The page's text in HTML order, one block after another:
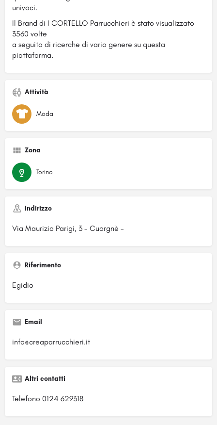
univoci.
Il Brand di I CORTELLO Parrucchieri è stato visualizzato
3560 volte
a seguito di ricerche di vario genere su questa
piattaforma.
Attività
Moda
Zona
Torino
Indirizzo
Via Maurizio Parigi, 3 - Cuorgnè -
Riferimento
Egidio
Email
info@creaparrucchieri.it
Altri contatti
Telefono 0124 629318